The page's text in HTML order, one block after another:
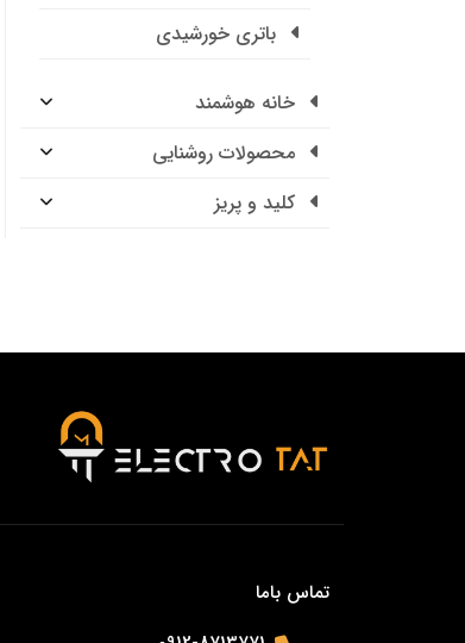
باتری خورشیدی
خانه هوشمند
محصولات روشنایی
کلید و پریز
تماس باما